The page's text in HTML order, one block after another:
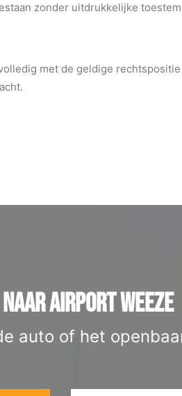
zonder uitdrukkelijke
met de geldige
AIRPORT WEEZE
auto of het